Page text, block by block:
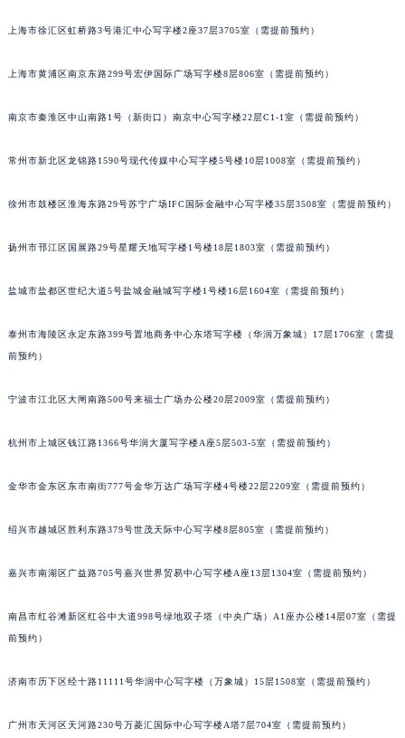
上海市徐汇区虹桥路3号港汇中心写字楼2座37层3705室（需提前预约）
上海市黄浦区南京东路299号宏伊国际广场写字楼8层806室（需提前预约）
南京市秦淮区中山南路1号（新街口）南京中心写字楼22层C1-1室（需提前预约）
常州市新北区龙锦路1590号现代传媒中心写字楼5号楼10层1008室（需提前预约）
徐州市鼓楼区淮海东路29号苏宁广场IFC国际金融中心写字楼35层3508室（需提前预约）
扬州市邗江区国展路29号星耀天地写字楼1号楼18层1803室（需提前预约）
盐城市盐都区世纪大道5号盐城金融城写字楼1号楼16层1604室（需提前预约）
泰州市海陵区永定东路399号置地商务中心东塔写字楼（华润万象城）17层1706室（需提
前预约）
宁波市江北区大闸南路500号来福士广场办公楼20层2009室（需提前预约）
杭州市上城区钱江路1366号华润大厦写字楼A座5层503-5室（需提前预约）
金华市金东区东市南街777号金华万达广场写字楼4号楼22层2209室（需提前预约）
绍兴市越城区胜利东路379号世茂天际中心写字楼8层805室（需提前预约）
嘉兴市南湖区广益路705号嘉兴世界贸易中心写字楼A座13层1304室（需提前预约）
南昌市红谷滩新区红谷中大道998号绿地双子塔（中央广场）A1座办公楼14层07室（需提
前预约）
济南市历下区经十路11111号华润中心写字楼（万象城）15层1508室（需提前预约）
广州市天河区天河路230号万菱汇国际中心写字楼A塔7层704室（需提前预约）